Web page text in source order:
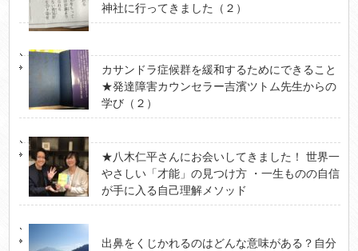
神社に行ってきました（２）
カサンドラ症候群を緩和するためにできること
★発達障害カウンセラー吉濱ツトム先生からの
学び（２）
★八木仁平さんにお会いしてきました！ 世界一
やさしい「才能」の見つけ方 ・一生ものの自信
が手に入る自己理解メソッド
出鼻をくじかれるのはどんな意味がある？自分